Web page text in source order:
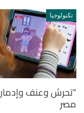
تكنولوجيا
“تحرش وعنف
مصر